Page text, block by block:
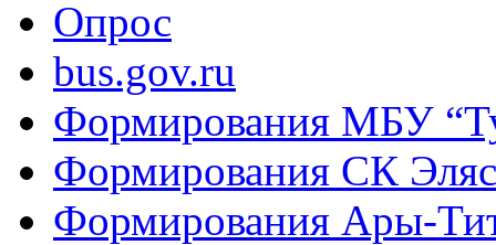
Опрос
bus.gov.ru
Формирования МБУ
Формирования СК
Формирования Ары-